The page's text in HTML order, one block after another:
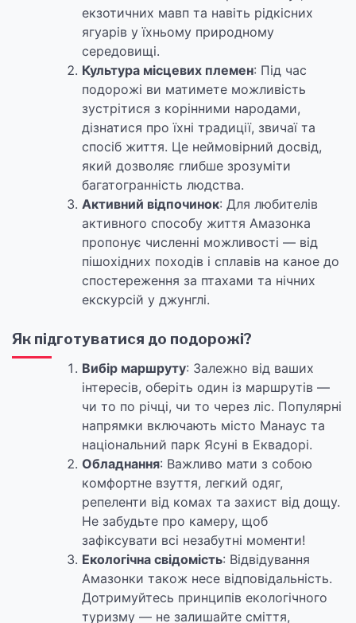
екзотичних мавп та навіть рідкісних
ягуарів у їхньому природному
середовищі.
Культура місцевих племен: Під час
подорожі ви матимете можливість
зустрітися з корінними народами,
дізнатися про їхні традиції, звичаї та
спосіб життя. Це неймовірний досвід,
який дозволяє глибше зрозуміти
багатогранність людства.
Активний відпочинок: Для любителів
активного способу життя Амазонка
пропонує численні можливості — від
пішохідних походів і сплавів на каное до
спостереження за птахами та нічних
екскурсій у джунглі.
Як підготуватися до подорожі?
Вибір маршруту: Залежно від ваших
інтересів, оберіть один із маршрутів —
чи то по річці, чи то через ліс. Популярні
напрямки включають місто Манаус та
національний парк Ясуні в Еквадорі.
Обладнання: Важливо мати з собою
комфортне взуття, легкий одяг,
репеленти від комах та захист від дощу.
Не забудьте про камеру, щоб
зафіксувати всі незабутні моменти!
Екологічна свідомість: Відвідування
Амазонки також несе відповідальність.
Дотримуйтесь принципів екологічного
туризму — не залишайте сміття,